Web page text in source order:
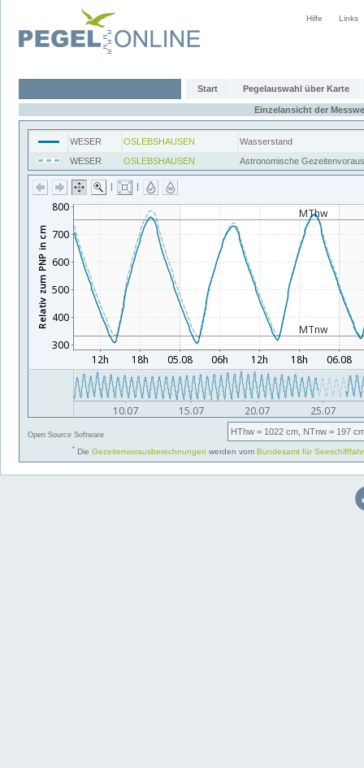
Hilfe Links
Start Pegelauswahl über Karte
Einzelansicht der
WESER OSLEBSHAUSEN
Wasserstand
WESER
OSLEBSHAUSEN Astronomische
| |
Open Source Software HThw = 1022 cm, NTnw = 197
* Die Gezeitenvorausberechnungen werden vom Bundesamt für